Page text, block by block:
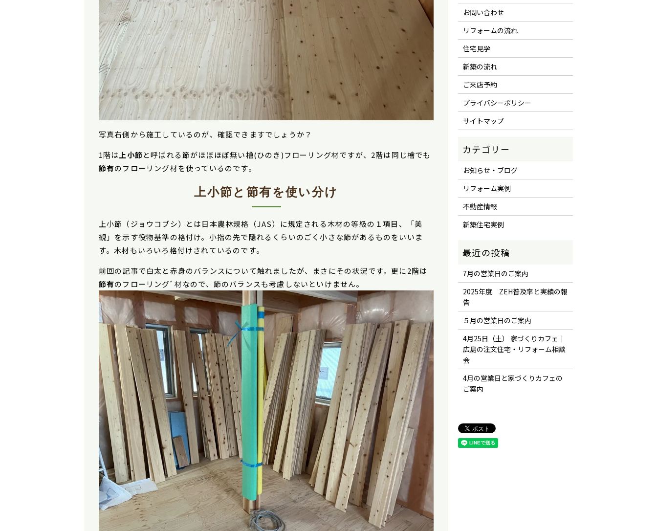
写真右側から施工しているのが、確認できますでしょうか？
1階は 上小節と呼ばれる節がほぼほぼ無い檜(ひのき)フローリング材ですが、 2階は同じ檜でも
節有のフローリング材を使っているのです。
上小節と節有を使い分け
上小節 （ジョウコブシ）とは日本農林規格（JAS）に規定される木材の等級の１項目、「美
観」を示す役物基準の格付け。小指の先で隠れるくらいのごく小さな節があるものをいいま
す。木材もいろいろ格付けされているのです。
前回の記事で白太と赤身のバランスについて触れましたが、まさにその状況です。更に2階は
節有のフローリングﾞ材なので、節のバランスも考慮しないといけません。
お問い合わせ
リフォームの流れ
住宅見学
新築の流れ
ご来店予約
プライバシーポリシー
サイトマップ
お知らせ・ブログ
リフォーム実例
不動産情報
新築住宅実例
7月の営業日のご案内
2025年度 ZEH普及率と実績の報
告
５月の営業日のご案内
4月25日（土） 家づくりカフェ｜
広島の注文住宅・リフォーム相談
会
4月の営業日と家づくりカフェの
ご案内